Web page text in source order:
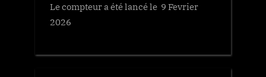
Le compteur a été lancé le 9 Fevrier
2026